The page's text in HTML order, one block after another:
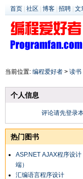
首页 社区 博客 招聘 文
当前位置: 编程爱好者 > 读书
个人信息
评论请先登录
热门图书
ASP.NET AJAX程序设
端）
汇编语言程序设计